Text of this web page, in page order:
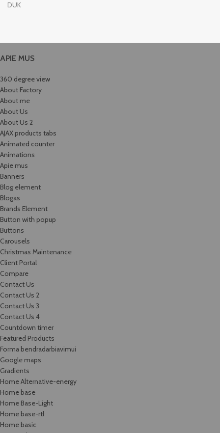
DUK
APIE MUS
360 degree view
About Factory
About me
About Us
About Us 2
AJAX products tabs
Animated counter
Animations
Apie mus
Banners
Blog element
Blogas
Brands Element
Button with popup
Buttons
Carousels
Christmas Maintenance
Client Portal
Compare
Contact Us
Contact Us 2
Contact Us 3
Contact Us 4
Countdown timer
Featured Products
Forma bendradarbiavimui
Google maps
Gradients
Home Alternative-energy
Home base
Home Base-Light
Home base-rtl
Home basic